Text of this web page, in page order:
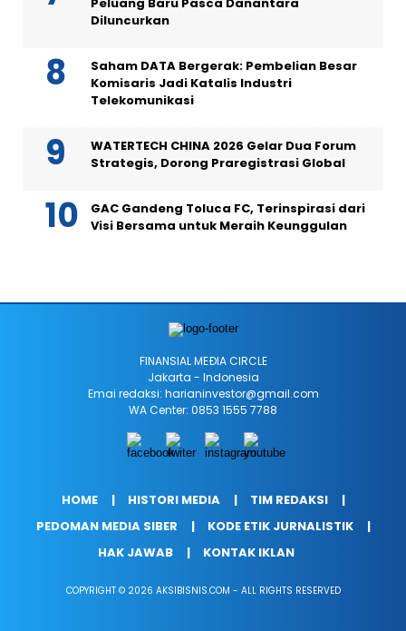
Peluang Baru Pasca Danantara
Diluncurkan
Saham DATA Bergerak: Pembelian Besar
Komisaris Jadi Katalis Industri
Telekomunikasi
WATERTECH CHINA 2026 Gelar Dua Forum
Strategis, Dorong Praregistrasi Global
GAC Gandeng Toluca FC, Terinspirasi dari
Visi Bersama untuk Meraih Keunggulan
FINANSIAL MEÐIA CIRCLE
Jakarta - Indonesia
Emai redaksi: harianinvestor@gmail.com
WA Center: 0853 1555 7788
HOME HISTORI MEDIA
TIM REDAKSI
PEDOMAN MEDIA SIBER
KODE ETIK JURNALISTIK
HAK JAWAB
KONTAK IKLAN
COPYRIGHT © 2026 AKSIBISNIS.COM - ALL RIGHTS RESERVED